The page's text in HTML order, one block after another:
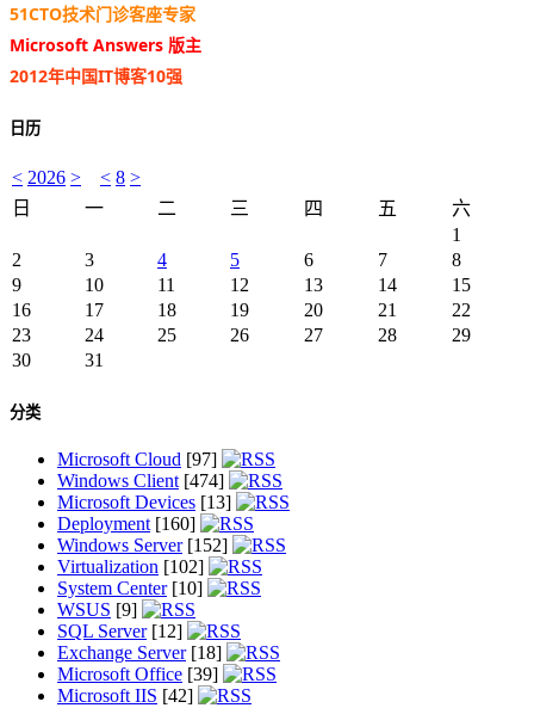
51CTO技术门诊客座专家
Microsoft Answers 版主
2012年中国IT博客10强
日历
< 2026 > < 8 >
日
一 二 三 四 五
六
1
2
3 4 5 6 7
8
9
10 11 12 13 14
15
16
17 18 19 20 21
22
23
24 25 26 27 28
29
30
31
分类
Microsoft Cloud [97]
Windows Client[474]
Microsoft Devices [13]
Deployment[160]
Windows Server[152]
Virtualization [102]
System Center[10]
WSUS [9]
SQL Server[12]
Exchange Server[18]
Microsoft Office [39]
Microsoft IIS [42]